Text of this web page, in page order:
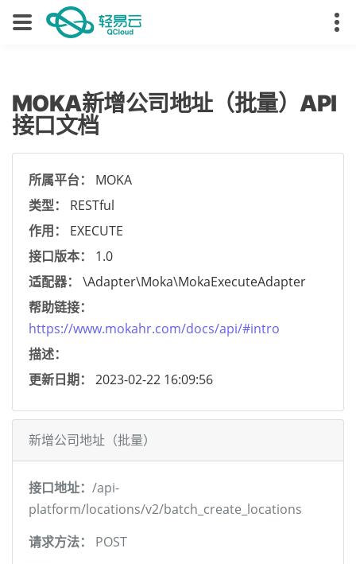
MOKA新增公司地址（批量）API
接口文档
所属平台：
MOKA
类型：
RESTful
作用：
EXECUTE
接口版本：
1.0
适配器：
\Adapter\Moka\MokaExecuteAdapter
帮助链接：
https://www.mokahr.com/docs/api/#intro
描述：
更新日期：
2023-02-22 16:09:56
新增公司地址（批量）
接口地址： /api-
platform/locations/v2/batch_create_locations
请求方法：
POST